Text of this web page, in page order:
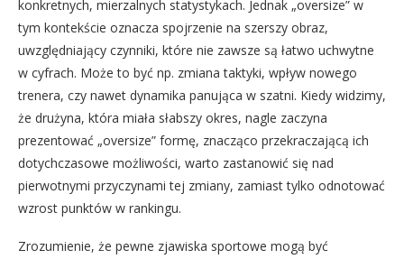
konkretnych, mierzalnych statystykach. Jednak „oversize” w
tym kontekście oznacza spojrzenie na szerszy obraz,
uwzględniający czynniki, które nie zawsze są łatwo uchwytne
w cyfrach. Może to być np. zmiana taktyki, wpływ nowego
trenera, czy nawet dynamika panująca w szatni. Kiedy widzimy,
że drużyna, która miała słabszy okres, nagle zaczyna
prezentować „oversize” formę, znacząco przekraczającą ich
dotychczasowe możliwości, warto zastanowić się nad
pierwotnymi przyczynami tej zmiany, zamiast tylko odnotować
wzrost punktów w rankingu.
Zrozumienie, że pewne zjawiska sportowe mogą być